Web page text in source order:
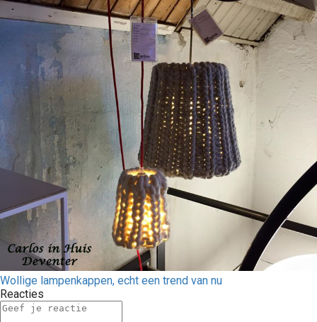
Wollige lampenkappen, echt een trend van nu
Reacties